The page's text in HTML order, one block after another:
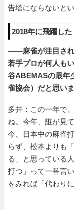
告塔にならないと
2018年に飛躍し
――麻雀が注目され
若手プロが何人も
谷ABEMASの最年
雀協会）だと思いま
多井：この一年で
ね。今年、誰が見
今、日本中の麻雀
らず、松本よりも
る」と思っている
打つ」って一番言
をみれば「代わり